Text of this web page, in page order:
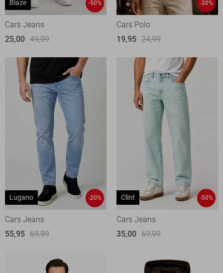
Blaze -50%
Cars Jeans
25,00 49,99
-20%
Cars Polo
19,95 24,99
Lugano -20%
Cars Jeans
55,95 69,99
Clint -50%
Cars Jeans
35,00 69,99